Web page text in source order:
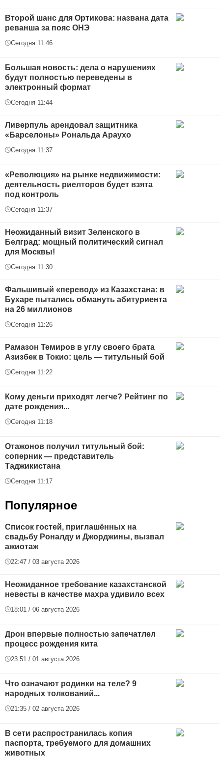
Второй шанс для Ортикова: названа дата
реванша за пояс ОНЭ
Сегодня 11:46
Большая новость: дела о нарушениях
будут полностью переведены в
электронный формат
Сегодня 11:44
Ливерпуль арендовал защитника
«Барселоны» Рональда Араухо
Сегодня 11:37
«Революция» на рынке недвижимости:
деятельность риелторов будет взята
под контроль
Сегодня 11:37
Неожиданный визит Зеленского в
Белград: мощный политический сигнал
для Москвы!
Сегодня 11:30
Фальшивый «перевод» из Казахстана: в
Бухаре пытались обмануть абитуриента
на 26 миллионов
Сегодня 11:26
Рамазон Темиров в углу своего брата
Азизбек в Токио: цель — титульный бой
Сегодня 11:22
Кому деньги приходят легче? Рейтинг по
дате рождения...
Сегодня 11:18
Отажонов получил титульный бой:
соперник — представитель
Таджикистана
Сегодня 11:17
Популярное
Список гостей, приглашённых на
свадьбу Роналду и Джорджины, вызвал
ажиотаж
22:47 / 03 августа 2026
Неожиданное требование казахстанской
невесты в качестве махра удивило всех
18:01 / 06 августа 2026
Дрон впервые полностью запечатлел
процесс рождения кита
23:51 / 01 августа 2026
Что означают родинки на теле? 9
народных толкований...
21:35 / 02 августа 2026
В сети распространилась копия
паспорта, требуемого для домашних
животных